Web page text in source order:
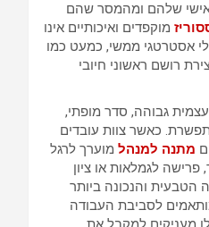
שלהם ומהמסר שהם
מוקפדים ואיכותיים אינו
אסטרטגי ממשי, כמעט כמו
רושם ראשוני חיובי
גבוהה, סדר מופתי,
כאשר צוות עובדים
מתנה למנהל מוערך לרגל
לגמלאות או ציון
והנכונה ביותר
לסביבת העבודה